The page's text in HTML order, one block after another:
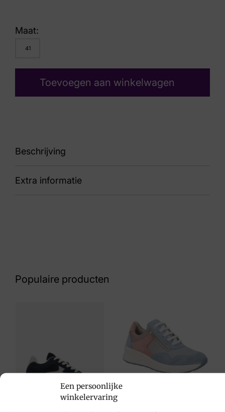
Een persoonlijke
winkelervaring
Maat:
41
Toevoegen aan winkelwagen
Beschrijving
86
Extra informatie
Artikelnummer
R7999-01
Populaire producten